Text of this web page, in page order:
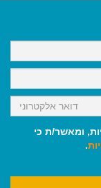
ומאשר/ת כי
.